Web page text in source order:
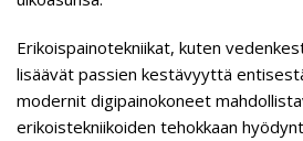
Erikoispainotekniikat, kuten
lisäävät passien kestävyyttä
modernit digipainokoneet
erikoistekniikoiden tehokkaan